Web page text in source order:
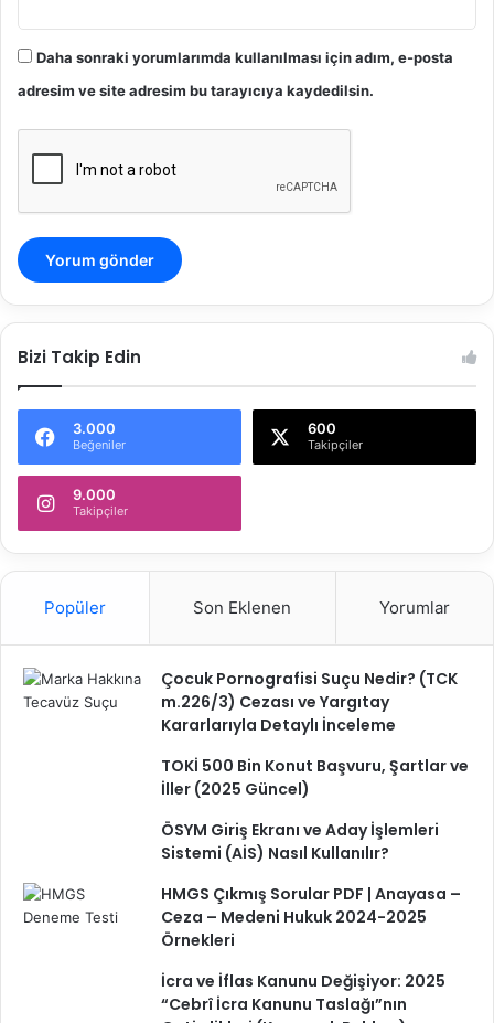
Daha sonraki yorumlarımda kullanılması için adım, e-posta
adresim ve site adresim bu tarayıcıya kaydedilsin.
Bizi Takip Edin
3.000
Beğeniler
600
Takipçiler
9.000
Takipçiler
Popüler Son Eklenen Yorumlar
Çocuk Pornografisi Suçu Nedir? (TCK
m.226/3) Cezası ve Yargıtay
Kararlarıyla Detaylı İnceleme
TOKİ 500 Bin Konut Başvuru, Şartlar ve
İller (2025 Güncel)
ÖSYM Giriş Ekranı ve Aday İşlemleri
Sistemi (AİS) Nasıl Kullanılır?
HMGS Çıkmış Sorular PDF | Anayasa –
Ceza – Medeni Hukuk 2024-2025
Örnekleri
İcra ve İflas Kanunu Değişiyor: 2025
“Cebrî İcra Kanunu Taslağı”nın